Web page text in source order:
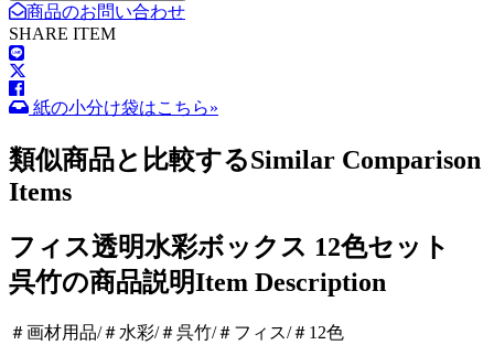
商品のお問い合わせ
SHARE ITEM
紙の小分け袋はこちら»
類似商品と比較するSimilar Comparison
Items
フィス透明水彩ボックス 12色セット
呉竹の商品説明Item Description
＃画材用品/＃水彩/＃呉竹/＃フィス/＃12色